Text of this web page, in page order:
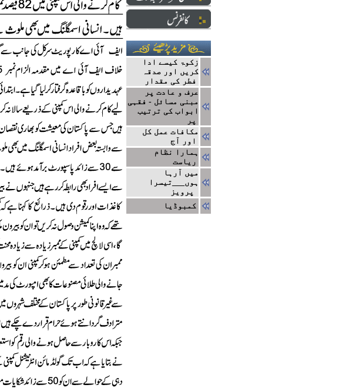
زکوۃ کیسے ادا
کریں اور صدقہ
فطر کی مقدار
عرف و عادت پر
مبنی مسائل - فقہی
ابواب کی ترتیب
پر
مکافات عمل کل
اور آج
ہمارا نظام
ریاست
میں آرہا
ہوں___تیسرا
کمبوڈیا